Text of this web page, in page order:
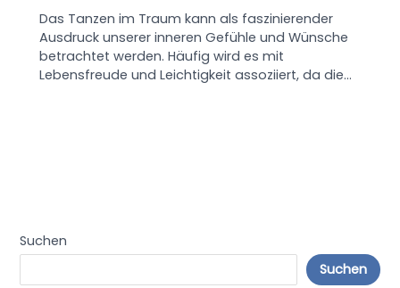
Das Tanzen im Traum kann als faszinierender
Ausdruck unserer inneren Gefühle und Wünsche
betrachtet werden. Häufig wird es mit
Lebensfreude und Leichtigkeit assoziiert, da die…
Suchen
Suchen